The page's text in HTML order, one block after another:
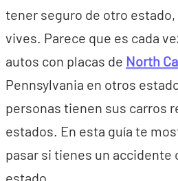
tener seguro de otro estado,
vives. Parece que es cada
autos con placas de North
Pennsylvania en otros
personas tienen sus carros
estados. En esta guía te
pasar si tienes un accidente
estado.